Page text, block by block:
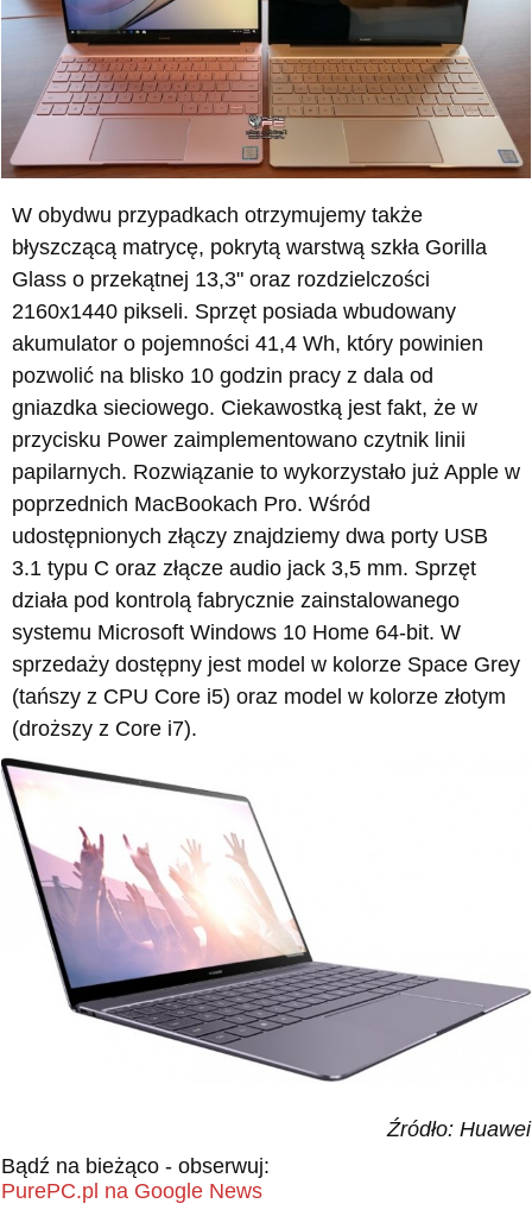
W obydwu przypadkach otrzymujemy także
błyszczącą matrycę, pokrytą warstwą szkła Gorilla
Glass o przekątnej 13,3" oraz rozdzielczości
2160x1440 pikseli. Sprzęt posiada wbudowany
akumulator o pojemności 41,4 Wh, który powinien
pozwolić na blisko 10 godzin pracy z dala od
gniazdka sieciowego. Ciekawostką jest fakt, że w
przycisku Power zaimplementowano czytnik linii
papilarnych. Rozwiązanie to wykorzystało już Apple w
poprzednich MacBookach Pro. Wśród
udostępnionych złączy znajdziemy dwa porty USB
3.1 typu C oraz złącze audio jack 3,5 mm. Sprzęt
działa pod kontrolą fabrycznie zainstalowanego
systemu Microsoft Windows 10 Home 64-bit. W
sprzedaży dostępny jest model w kolorze Space Grey
(tańszy z CPU Core i5) oraz model w kolorze złotym
(droższy z Core i7).
Źródło: Huawei
Bądź na bieżąco - obserwuj:
PurePC.pl na Google News